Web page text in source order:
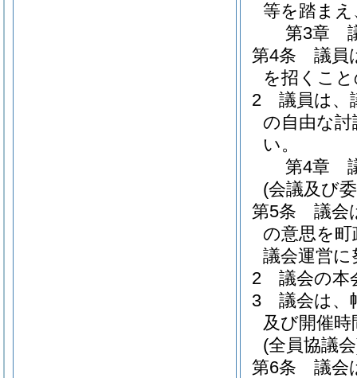
等を踏ま
第3章
第4条
議員
を招くこ
2
議員は、
の自由な
い。
第4章
(会議及び
第5条
議会
の意思を
議会運営
2
議会の本
3
議会は、
及び開催
(全員協議
第6条
議会